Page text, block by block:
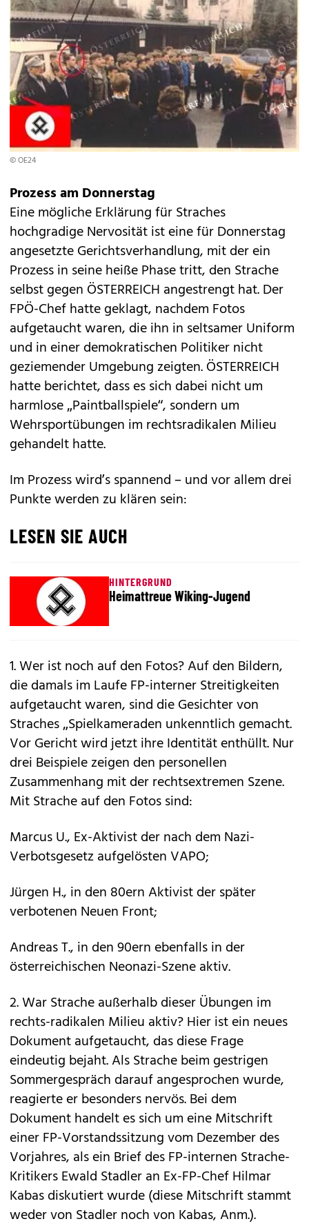
© OE24
Prozess am Donnerstag
Eine mögliche Erklärung für Straches
hochgradige Nervosität ist eine für Donnerstag
angesetzte Gerichtsverhandlung, mit der ein
Prozess in seine heiße Phase tritt, den Strache
selbst gegen ÖSTERREICH angestrengt hat. Der
FPÖ-Chef hatte geklagt, nachdem Fotos
aufgetaucht waren, die ihn in seltsamer Uniform
und in einer demokratischen Politiker nicht
geziemender Umgebung zeigten. ÖSTERREICH
hatte berichtet, dass es sich dabei nicht um
harmlose „Paintballspiele“, sondern um
Wehrsportübungen im rechtsradikalen Milieu
gehandelt hatte.
Im Prozess wird’s spannend – und vor allem drei
Punkte werden zu klären sein:
LESEN SIE AUCH
HINTERGRUND
Heimattreue Wiking-Jugend
1. Wer ist noch auf den Fotos? Auf den Bildern,
die damals im Laufe FP-interner Streitigkeiten
aufgetaucht waren, sind die Gesichter von
Straches „Spielkameraden unkenntlich gemacht.
Vor Gericht wird jetzt ihre Identität enthüllt. Nur
drei Beispiele zeigen den personellen
Zusammenhang mit der rechtsextremen Szene.
Mit Strache auf den Fotos sind:
Marcus U., Ex-Aktivist der nach dem Nazi-
Verbotsgesetz aufgelösten VAPO;
Jürgen H., in den 80ern Aktivist der später
verbotenen Neuen Front;
Andreas T., in den 90ern ebenfalls in der
österreichischen Neonazi-Szene aktiv.
2. War Strache außerhalb dieser Übungen im
rechts-radikalen Milieu aktiv? Hier ist ein neues
Dokument aufgetaucht, das diese Frage
eindeutig bejaht. Als Strache beim gestrigen
Sommergespräch darauf angesprochen wurde,
reagierte er besonders nervös. Bei dem
Dokument handelt es sich um eine Mitschrift
einer FP-Vorstandssitzung vom Dezember des
Vorjahres, als ein Brief des FP-internen Strache-
Kritikers Ewald Stadler an Ex-FP-Chef Hilmar
Kabas diskutiert wurde (diese Mitschrift stammt
weder von Stadler noch von Kabas, Anm.).